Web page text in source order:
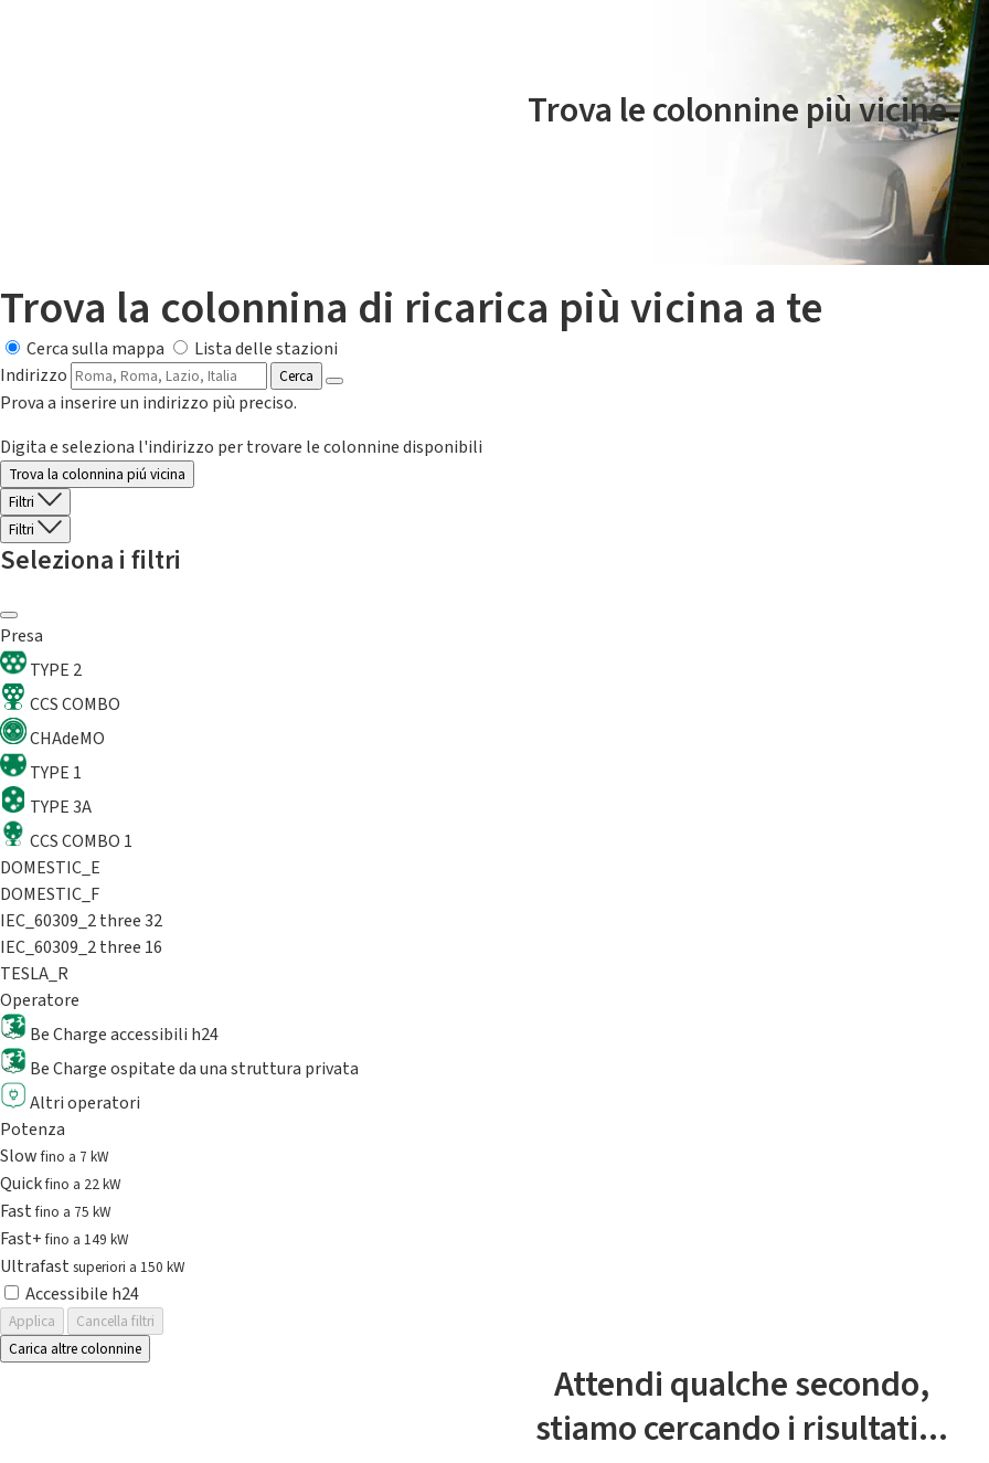
Trova le colonnine più vicine.
Trova la colonnina di ricarica più vicina a te
Cerca sulla mappa
Lista delle stazioni
Indirizzo
Cerca
Prova a inserire un indirizzo più preciso.
Digita e seleziona l'indirizzo per trovare le colonnine disponibili
Trova la colonnina piú vicina
Filtri
Filtri
Seleziona i filtri
Presa
TYPE 2
CCS COMBO
CHAdeMO
TYPE 1
TYPE 3A
CCS COMBO 1
DOMESTIC_E
DOMESTIC_F
IEC_60309_2 three 32
IEC_60309_2 three 16
TESLA_R
Operatore
Be Charge accessibili h24
Be Charge ospitate da una struttura privata
Altri operatori
Potenza
Slowfino a 7 kW
Quickfino a 22 kW
Fastfino a 75 kW
Fast+fino a 149 kW
Ultrafast superiori a 150 kW
Accessibile h24
Applica
Cancella filtri
Carica altre colonnine
Attendi qualche secondo,
stiamo cercando i risultati...